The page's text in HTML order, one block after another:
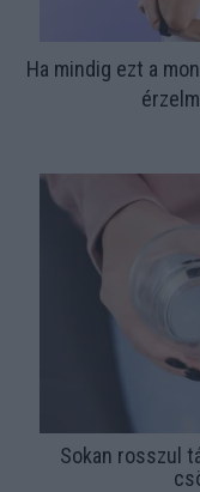
Ha mindig ezt a
Sokan rosszul